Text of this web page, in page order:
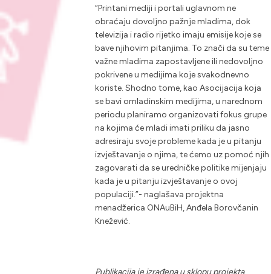
“Printani mediji i portali uglavnom ne
obraćaju dovoljno pažnje mladima, dok
televizija i radio rijetko imaju emisije koje se
bave njihovim pitanjima. To znači da su teme
važne mladima zapostavljene ili nedovoljno
pokrivene u medijima koje svakodnevno
koriste. Shodno tome, kao Asocijacija koja
se bavi omladinskim medijima, u narednom
periodu planiramo organizovati fokus grupe
na kojima će mladi imati priliku da jasno
adresiraju svoje probleme kada je u pitanju
izvještavanje o njima, te ćemo uz pomoć njih
zagovarati da se uredničke politike mijenjaju
kada je u pitanju izvještavanje o ovoj
populaciji.”- naglašava projektna
menadžerica ONAuBiH, Anđela Borovčanin
Knežević.
Publikacija je izrađena u sklopu projekta